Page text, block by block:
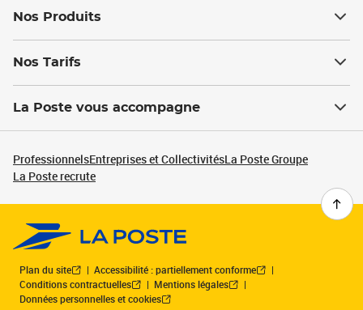
Nos Produits
Nos Tarifs
La Poste vous accompagne
ProfessionnelsEntreprises et CollectivitésLa Poste Groupe
La Poste recrute
Plan du site
Accessibilité : partiellement conforme
Conditions contractuelles
Mentions légales
Données personnelles et cookies